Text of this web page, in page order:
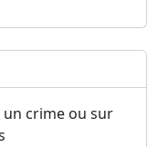
crime ou sur